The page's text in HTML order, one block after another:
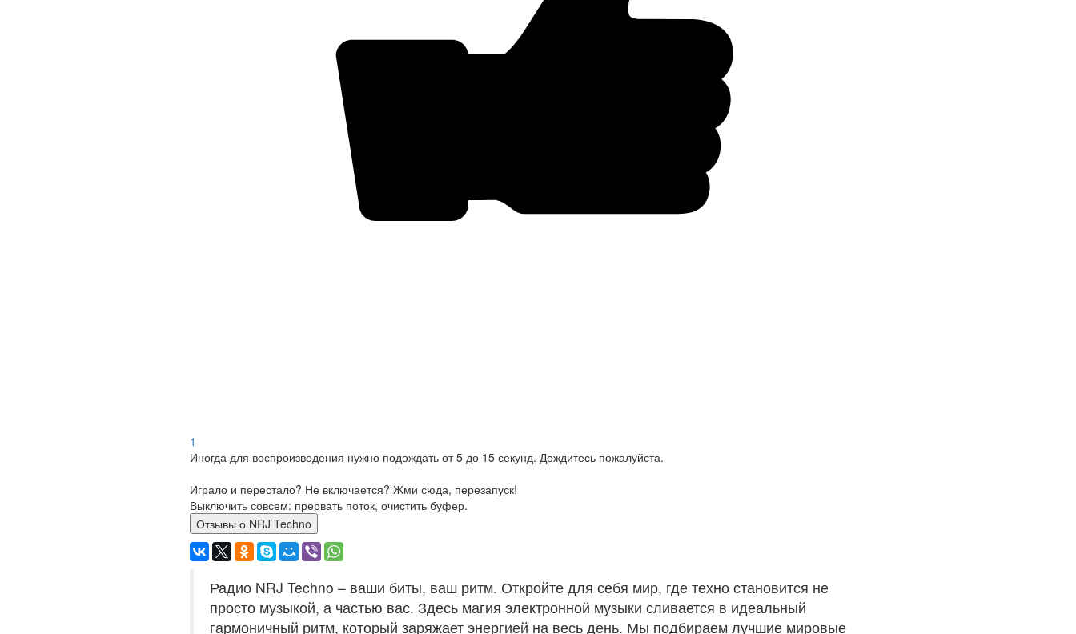
1
Иногда для воспроизведения нужно подождать от 5 до 15 секунд. Дождитесь пожалуйста.
Играло и перестало? Не включается? Жми сюда, перезапуск!
Выключить совсем: прервать поток, очистить буфер.
Отзывы о NRJ Techno
Радио NRJ Techno – ваши биты, ваш ритм. Откройте для себя мир, где техно становится не
просто музыкой, а частью вас. Здесь магия электронной музыки сливается в идеальный
гармоничный ритм, который заряжает энергией на весь день. Мы подбираем лучшие мировые